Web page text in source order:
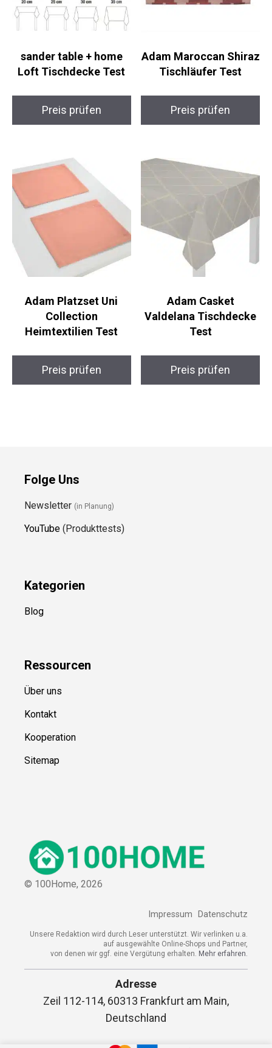
sander table + home
Loft Tischdecke Test
Preis prüfen
Adam Maroccan Shiraz
Tischläufer Test
Preis prüfen
Adam Platzset Uni
Collection
Heimtextilien Test
Preis prüfen
Adam Casket
Valdelana Tischdecke
Test
Preis prüfen
Folge Uns
Newsletter (in Planung)
YouTube (Produkttests)
Kategorien
Blog
Ressourcen
Über uns
Kontakt
Kooperation
Sitemap
© 100Home, 2026
Impressum Datenschutz
Unsere Redaktion wird durch Leser unterstützt. Wir verlinken u.a.
auf ausgewählte Online-Shops und Partner,
von denen wir ggf. eine Vergütung erhalten. Mehr erfahren.
Adresse
Zeil 112-114, 60313 Frankfurt am Main,
Deutschland